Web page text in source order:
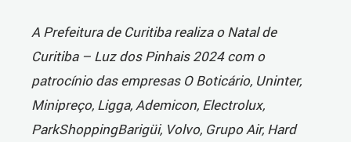
A Prefeitura de Curitiba realiza o Natal de
Curitiba – Luz dos Pinhais 2024 com o
patrocínio das empresas O Boticário, Uninter,
Minipreço, Ligga, Ademicon, Electrolux,
ParkShoppingBarigüi, Volvo, Grupo Air, Hard